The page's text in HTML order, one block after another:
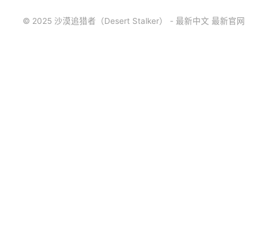
© 2025 沙漠追猎者（Desert Stalker） - 最新中文 最新官网